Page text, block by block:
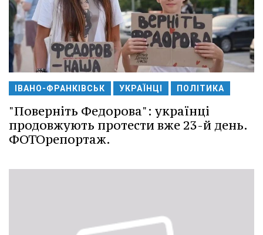
ІВАНО-ФРАНКІВСЬК УКРАЇНЦІ ПОЛІТИКА
"Поверніть Федорова": українці
продовжують протести вже 23-й день.
ФОТОрепортаж.